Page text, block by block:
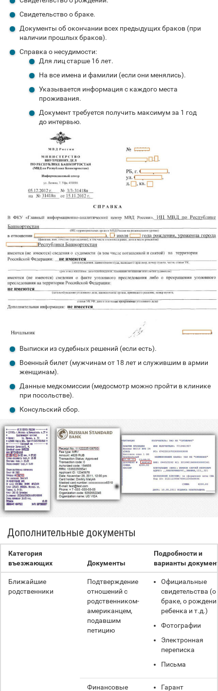
Свидетельство о браке.
Документы об окончании всех предыдущих браков (при
наличии прошлых браков).
Справка о несудимости:
Для лиц старше 16 лет.
На все имена и фамилии (если они менялись).
Указывается информация с каждого места
проживания.
Документ требуется получить максимум за 1 год
до интервью.
Выписки из судебных решений (если есть).
Военный билет (мужчинам от 18 лет и служившим в армии
женщинам).
Данные медкомиссии (медосмотр можно пройти в клинике
при посольстве).
Консульский сбор.
Дополнительные документы
Категория
въезжающих
Документы
Подробности и
варианты
Ближайшие
родственники
Подтверждение
отношений с
родственником-
американцем,
подавшим
петицию
Официальные
свидетельства (о
браке, о
ребенка и т.д.)
Фотографии
Электронная
переписка
Письма
Финансовые
Гарант